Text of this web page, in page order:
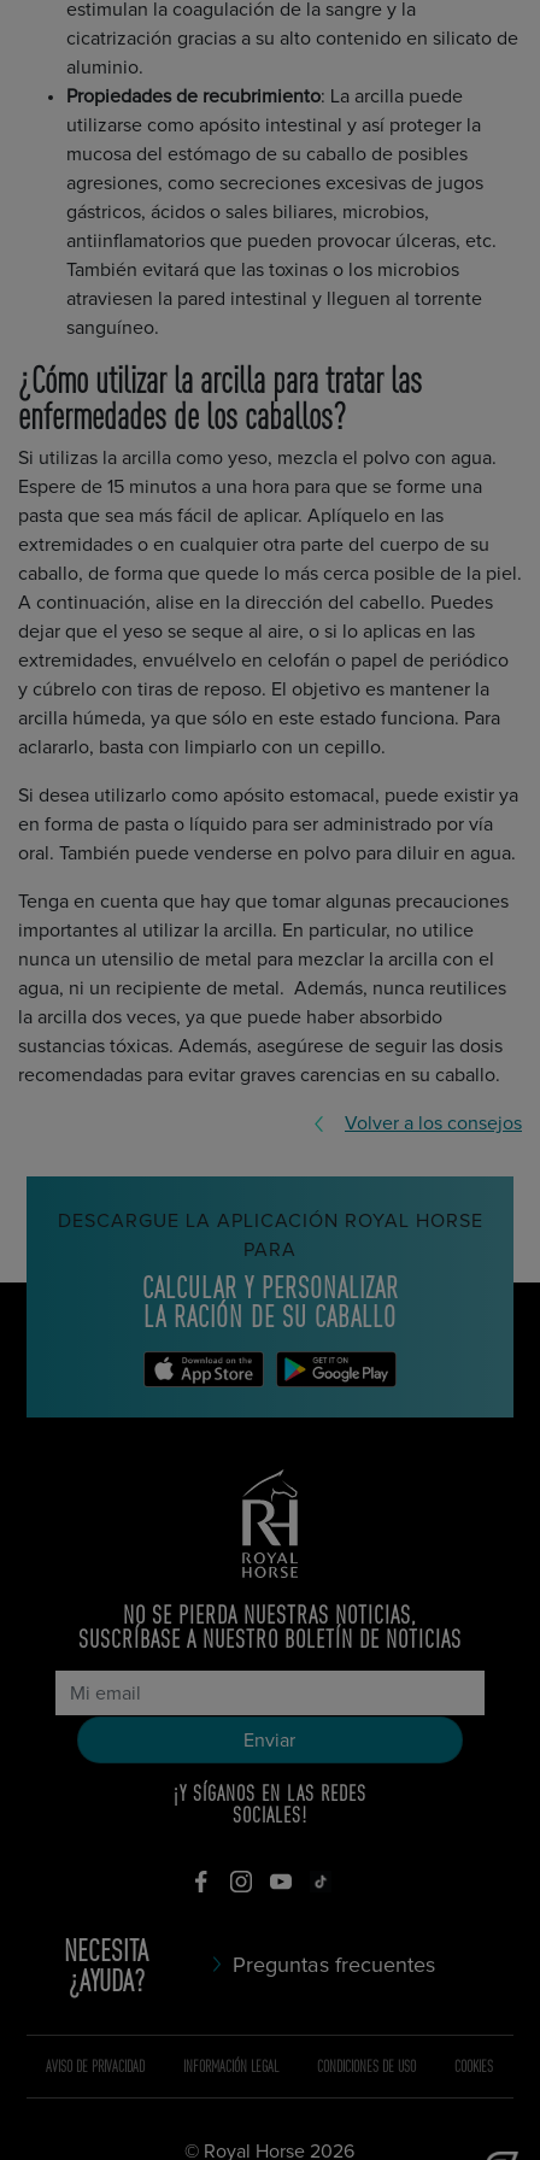
estimulan la coagulación de la sangre y la
cicatrización gracias a su alto contenido en silicato de
aluminio.
Propiedades de recubrimiento: La arcilla puede
utilizarse como apósito intestinal y así proteger la
mucosa del estómago de su caballo de posibles
agresiones, como secreciones excesivas de jugos
gástricos, ácidos o sales biliares, microbios,
antiinflamatorios que pueden provocar úlceras, etc.
También evitará que las toxinas o los microbios
atraviesen la pared intestinal y lleguen al torrente
sanguíneo.
¿Cómo utilizar la arcilla para tratar las
enfermedades de los caballos?
Si utilizas la arcilla como yeso, mezcla el polvo con agua.
Espere de 15 minutos a una hora para que se forme una
pasta que sea más fácil de aplicar. Aplíquelo en las
extremidades o en cualquier otra parte del cuerpo de su
caballo, de forma que quede lo más cerca posible de la piel.
A continuación, alise en la dirección del cabello. Puedes
dejar que el yeso se seque al aire, o si lo aplicas en las
extremidades, envuélvelo en celofán o papel de periódico
y cúbrelo con tiras de reposo. El objetivo es mantener la
arcilla húmeda, ya que sólo en este estado funciona. Para
aclararlo, basta con limpiarlo con un cepillo.
Si desea utilizarlo como apósito estomacal, puede existir ya
en forma de pasta o líquido para ser administrado por vía
oral. También puede venderse en polvo para diluir en agua.
Tenga en cuenta que hay que tomar algunas precauciones
importantes al utilizar la arcilla. En particular, no utilice
nunca un utensilio de metal para mezclar la arcilla con el
agua, ni un recipiente de metal. Además, nunca reutilices
la arcilla dos veces, ya que puede haber absorbido
sustancias tóxicas. Además, asegúrese de seguir las dosis
recomendadas para evitar graves carencias en su caballo.
Volver a los consejos
DESCARGUE LA APLICACIÓN ROYAL HORSE
PARA
CALCULAR Y PERSONALIZAR
LA RACIÓN DE SU CABALLO
NO SE PIERDA NUESTRAS NOTICIAS,
SUSCRÍBASE A NUESTRO BOLETÍN DE NOTICIAS
¡Y SÍGANOS EN LAS REDES
SOCIALES!
NECESITA
¿AYUDA?
Preguntas frecuentes
© Royal Horse 2026
AVISO DE PRIVACIDAD INFORMACIÓN LEGAL CONDICIONES DE USO COOKIES